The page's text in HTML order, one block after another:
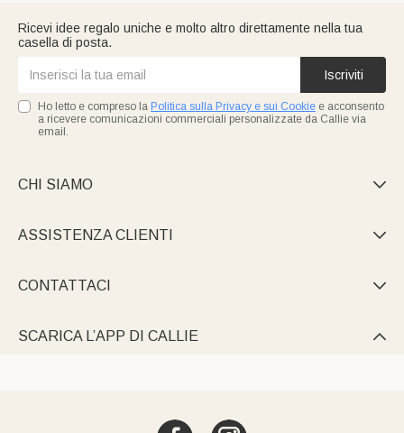
Ricevi idee regalo uniche e molto altro direttamente nella tua
casella di posta.
Iscriviti
Ho letto e compreso la Politica sulla Privacy e sui Cookie e acconsento
a ricevere comunicazioni commerciali personalizzate da Callie via
email.
CHI SIAMO 
ASSISTENZA CLIENTI 
CONTATTACI 
SCARICA L’APP DI CALLIE 